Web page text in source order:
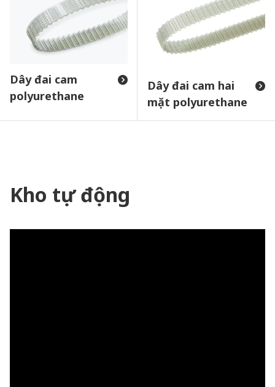
Dây đai cam
polyurethane
Dây đai cam hai
mặt polyurethane
Kho tự động